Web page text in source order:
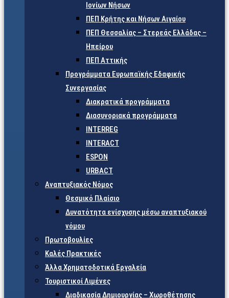
Ιονίων Νήσων
ΠΕΠ Κρήτης και Νήσων Αιγαίου
ΠΕΠ Θεσσαλίας – Στερεάς Ελλάδας –
Ηπείρου
ΠΕΠ Αττικής
Προγράμματα Ευρωπαϊκής Εδαφικής
Συνεργασίας
Διακρατικά προγράμματα
Διασυνοριακά προγράμματα
INTERREG
INTERACT
ESPON
URBACT
Αναπτυξιακός Νόμος
Θεσμικό Πλαίσιο
Δυνατότητα ενίσχυσης μέσω αναπτυξιακού
νόμου
Πρωτοβουλίες
Καλές Πρακτικές
Άλλα Χρηματοδοτικά Εργαλεία
Τουριστικοί Λιμένες
Διαδικασία Δημιουργίας – Χωροθέτησης